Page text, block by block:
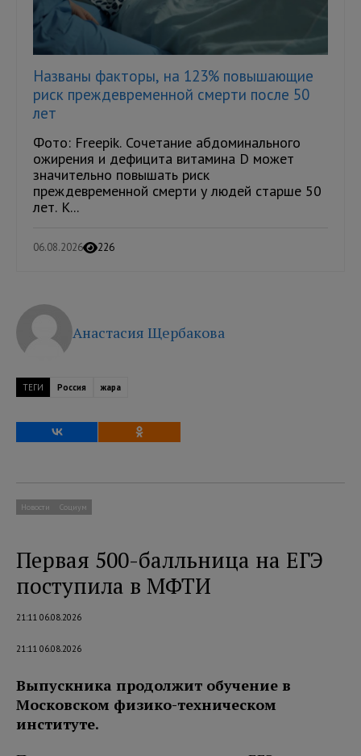
Названы факторы, на 123% повышающие
риск преждевременной смерти после 50
лет
Фото: Freepik. Сочетание абдоминального
ожирения и дефицита витамина D может
значительно повышать риск
преждевременной смерти у людей старше 50
лет. К...
06.08.2026 226
Анастасия Щербакова
ТЕГИ Россия жара
Новости Социум
Первая 500-балльница на ЕГЭ
поступила в МФТИ
21:11 06.08.2026
21:11 06.08.2026
Выпускника продолжит обучение в
Московском физико-техническом
институте.